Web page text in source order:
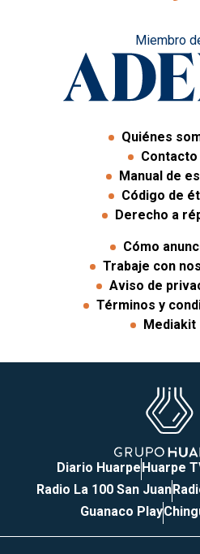
Miembro
Quiénes
Contacto
Manual de
Código de
Derecho a
Cómo
Trabaje con
Aviso de
Términos y
Mediakit
Diario HuarpeHuarpe
Radio La 100 San Juan
Guanaco Play